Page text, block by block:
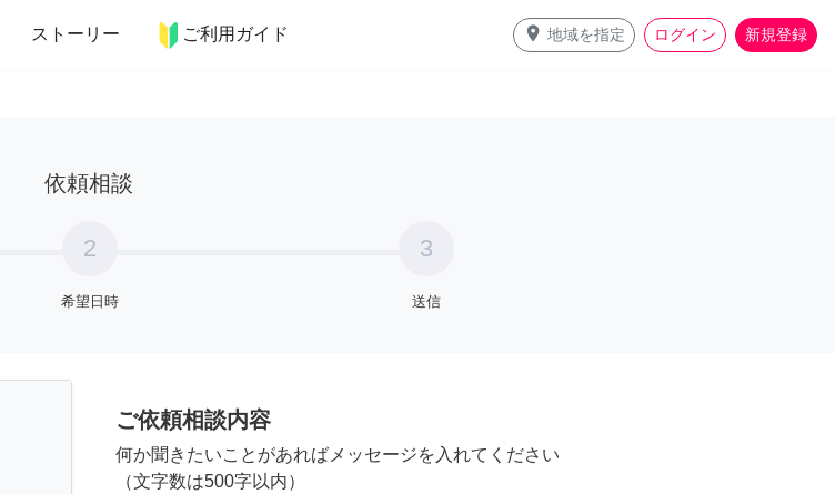
ストーリー ご利用ガイド place 地域を指定 ログイン 新規登録
味・習い事 ペット 料理
依頼相談
2
希望日時
3
送信
ご依頼相談内容
何か聞きたいことがあればメッセージを入れてください
（文字数は500字以内）